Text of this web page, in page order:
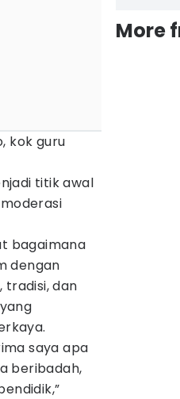
kok guru
titik awal
bagaimana
dengan
tradisi, dan
saya apa
beribadah,
More